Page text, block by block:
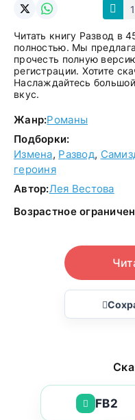
Читать книгу Развод в
полностью. Мы
прочесть полную
регистрации. Хотите
Наслаждайтесь
вкус.
Жанр:Романы
Подборки:
Измена, Развод,
героиня
Автор:Лея Вестова
Возрастное
FB2